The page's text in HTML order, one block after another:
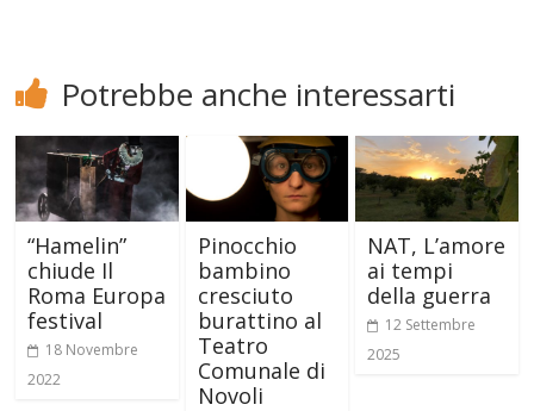
Potrebbe anche interessarti
“Hamelin”
chiude Il
Roma Europa
festival
18 Novembre
2022
Pinocchio
bambino
cresciuto
burattino al
Teatro
Comunale di
Novoli
NAT, L’amore
ai tempi
della guerra
12 Settembre
2025